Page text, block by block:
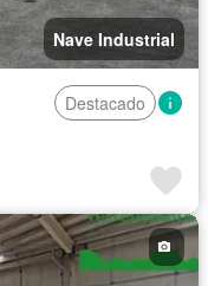
Nave Industrial
Destacado